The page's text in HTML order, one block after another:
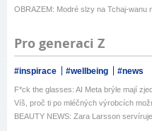
OBRAZEM: Modré slzy na Tchaj-wanu
Pro generaci Z
#inspirace #wellbeing #news
F*ck the glasses: AI Meta brýle mají
Víš, proč ti po mléčných výrobcích
BEAUTY NEWS: Zara Larsson